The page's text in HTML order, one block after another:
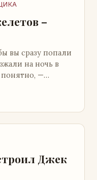
–
вы сразу попали
на ночь в
понятно, —
Джек